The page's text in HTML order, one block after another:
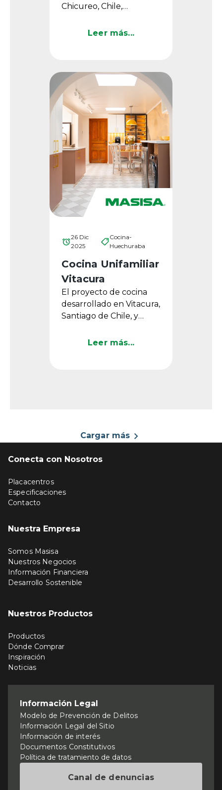
Chicureo, Chile,
Inmobiliaria FG, se diseñó
Leer más...
26 Dic
2025
Cocina-
Huechuraba
Cocina Unifamiliar
Vitacura
El proyecto de cocina
desarrollado en Vitacura,
Santiago de Chile, y
destaca por su
Leer más...
Cargar más
Conecta con Nosotros
Placacentros
Especificaciones
Contacto
Nuestra Empresa
Somos Masisa
Nuestros Negocios
Información Financiera
Desarrollo Sostenible
Nuestros Productos
Productos
Dónde Comprar
Inspiración
Noticias
Información Legal
Modelo de Prevención de Delitos
Información Legal del Sitio
Información de interés
Documentos Constitutivos
Política de tratamiento de datos
Canal de denuncias